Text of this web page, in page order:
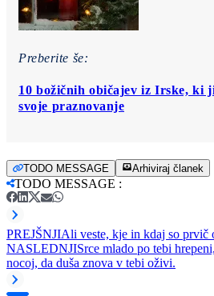
Preberite še:
10 božičnih običajev iz Irske, ki
svoje praznovanje
TODO MESSAGE Arhiviraj članek
TODO MESSAGE :
PREJŠNJIAli veste, kje in kdaj so prvič
NASLEDNJISrce mlado po tebi
nocoj, da duša znova v tebi oživi.